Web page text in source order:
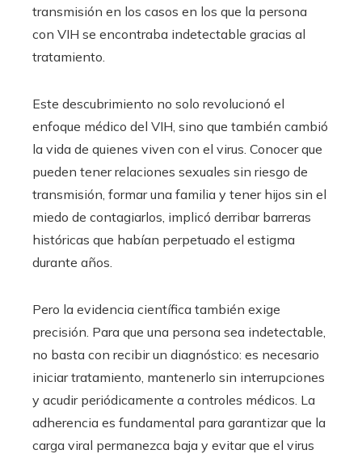
transmisión en los casos en los que la persona
con VIH se encontraba indetectable gracias al
tratamiento.
Este descubrimiento no solo revolucionó el
enfoque médico del VIH, sino que también cambió
la vida de quienes viven con el virus. Conocer que
pueden tener relaciones sexuales sin riesgo de
transmisión, formar una familia y tener hijos sin el
miedo de contagiarlos, implicó derribar barreras
históricas que habían perpetuado el estigma
durante años.
Pero la evidencia científica también exige
precisión. Para que una persona sea indetectable,
no basta con recibir un diagnóstico: es necesario
iniciar tratamiento, mantenerlo sin interrupciones
y acudir periódicamente a controles médicos. La
adherencia es fundamental para garantizar que la
carga viral permanezca baja y evitar que el virus